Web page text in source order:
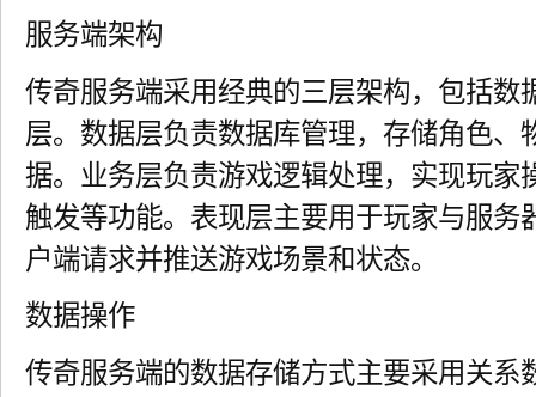
服务端架构
传奇服务端采用经典的三层架构，包括数
层。数据层负责数据库管理，存储角色、
据。业务层负责游戏逻辑处理，实现玩家
触发等功能。表现层主要用于玩家与服务
户端请求并推送游戏场景和状态。
数据操作
传奇服务端的数据存储方式主要采用关系